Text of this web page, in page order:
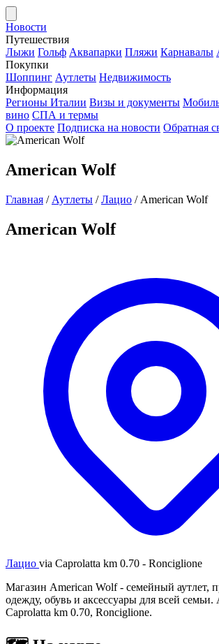
Новости
Путешествия
Лыжи Гольф Аквапарки Пляжи Карнавалы
Покупки
Шоппинг Аутлеты Недвижимость
Информация
Регионы Италии Визы и документы
вино СПА и термы
О проекте Подписка на новости Обратная
American Wolf
Главная / Аутлеты / Лацио / American Wolf
American Wolf
Лацио via Caprolatta km 0.70 - Ronciglione
Магазин American Wolf - семейный аутлет,
одежду, обувь и аксессуары для всей семьи.
Caprolatta km 0.70, Ronciglione.